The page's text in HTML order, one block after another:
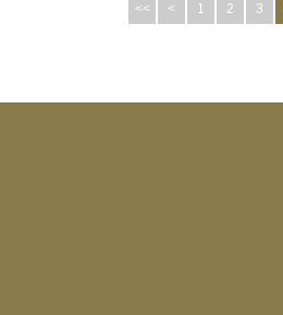
<< < 1 2 3